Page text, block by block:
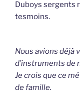
Duboys sergents
tesmoins.
Nous avions déjà
d’instruments de
Je crois que ce
de famille.